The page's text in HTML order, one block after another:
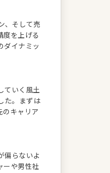
、そして売
度を上げる
ダイナミッ
ていく風土
た。まずは
のキャリア
偏らないよ
ーや男性社